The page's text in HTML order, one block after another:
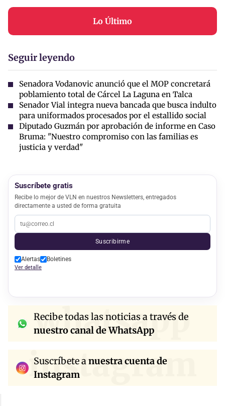
Lo Último
Seguir leyendo
Senadora Vodanovic anunció que el MOP concretará
poblamiento total de Cárcel La Laguna en Talca
Senador Vial integra nueva bancada que busca indulto
para uniformados procesados por el estallido social
Diputado Guzmán por aprobación de informe en Caso
Bruma: "Nuestro compromiso con las familias es
justicia y verdad"
Suscríbete gratis
Recibe lo mejor de VLN en nuestros Newsletters, entregados
directamente a usted de forma gratuita
Suscribirme
Alertas Boletines
Ver detalle
whatsapp
Recibe todas las noticias a través de
nuestro canal de WhatsApp
instagram
Suscríbete anuestra cuenta de
Instagram